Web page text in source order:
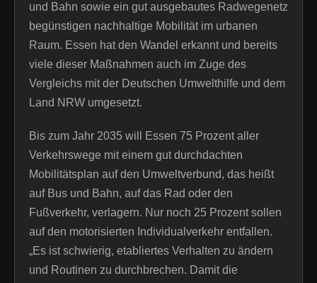
und Bahn sowie ein gut ausgebautes Radwegenetz
begünstigen nachhaltige Mobilität im urbanen
Raum. Essen hat den Wandel erkannt und bereits
viele dieser Maßnahmen auch im Zuge des
Vergleichs mit der Deutschen Umwelthilfe und dem
Land NRW umgesetzt.
Bis zum Jahr 2035 will Essen 75 Prozent aller
Verkehrswege mit einem gut durchdachten
Mobilitätsplan auf den Umweltverbund, das heißt
auf Bus und Bahn, auf das Rad oder den
Fußverkehr, verlagern. Nur noch 25 Prozent sollen
auf den motorisierten Individualverkehr entfallen.
„Es ist schwierig, etabliertes Verhalten zu ändern
und Routinen zu durchbrechen. Damit die